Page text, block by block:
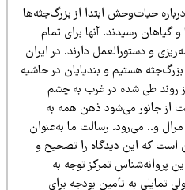
ابتدا از بزرگ‌جثه‌ها
رسیدند. آنها برای تمام
دستورالعمل دارند. در ایران
هستیم و بندپایان در حاشیه
طی شده در غرب به چشم
می‌شود ذهن همه به
می‌رود. رسالت ما به‌عنوان
این دیدگاه را تصحیح و
تمرکز توجه به
به تأمین بودجه برای